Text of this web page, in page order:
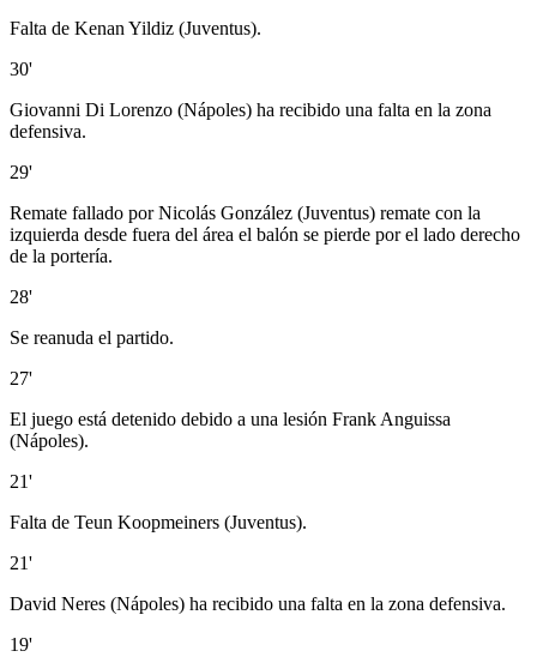
Falta de Kenan Yildiz (Juventus).
30'
Giovanni Di Lorenzo (Nápoles) ha recibido una falta en la zona
defensiva.
29'
Remate fallado por Nicolás González (Juventus) remate con la
izquierda desde fuera del área el balón se pierde por el lado derecho
de la portería.
28'
Se reanuda el partido.
27'
El juego está detenido debido a una lesión Frank Anguissa
(Nápoles).
21'
Falta de Teun Koopmeiners (Juventus).
21'
David Neres (Nápoles) ha recibido una falta en la zona defensiva.
19'